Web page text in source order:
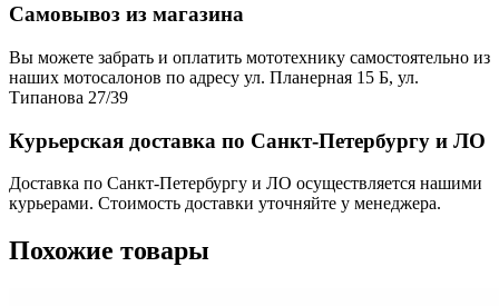
Самовывоз из магазина
Вы можете забрать и оплатить мототехнику самостоятельно из
наших мотосалонов по адресу ул. Планерная 15 Б, ул.
Типанова 27/39
Курьерская доставка по Санкт-Петербургу и ЛО
Доставка по Санкт-Петербургу и ЛО осуществляется нашими
курьерами. Стоимость доставки уточняйте у менеджера.
Похожие товары